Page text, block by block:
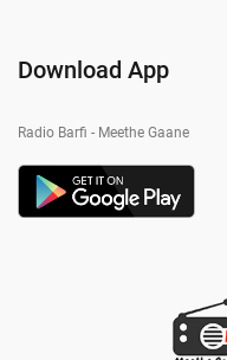
Download App
Radio Barfi - Meethe Gaane